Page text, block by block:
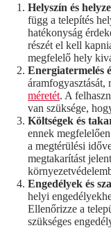
Helyszín és
függ a telepítés
hatékonyság
részét el kell
megfelelő hely
Energiatermelés
áramfogyasztását,
méretét. A
van szüksége,
Költségek és
ennek
a megtérülési
megtakarítást
Engedélyek és
helyi
Ellenőrizze a
szükséges